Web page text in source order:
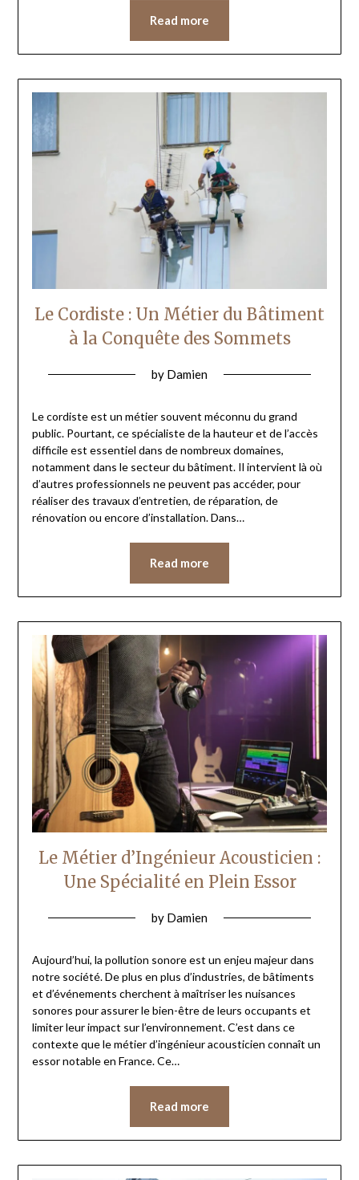
Read more
Le Cordiste : Un Métier du Bâtiment
à la Conquête des Sommets
by Damien
Le cordiste est un métier souvent méconnu du grand
public. Pourtant, ce spécialiste de la hauteur et de l’accès
difficile est essentiel dans de nombreux domaines,
notamment dans le secteur du bâtiment. Il intervient là où
d’autres professionnels ne peuvent pas accéder, pour
réaliser des travaux d’entretien, de réparation, de
rénovation ou encore d’installation. Dans…
Read more
Le Métier d’Ingénieur Acousticien :
Une Spécialité en Plein Essor
by Damien
Aujourd’hui, la pollution sonore est un enjeu majeur dans
notre société. De plus en plus d’industries, de bâtiments
et d’événements cherchent à maîtriser les nuisances
sonores pour assurer le bien-être de leurs occupants et
limiter leur impact sur l’environnement. C’est dans ce
contexte que le métier d’ingénieur acousticien connaît un
essor notable en France. Ce…
Read more